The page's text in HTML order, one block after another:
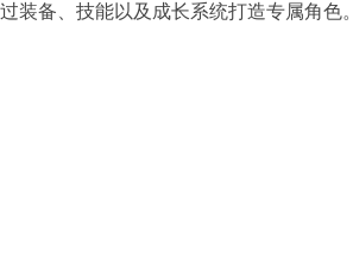
装备、技能以及成长系统打造专属角色。